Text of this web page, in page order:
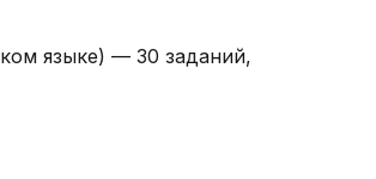
языке) — 30 заданий,